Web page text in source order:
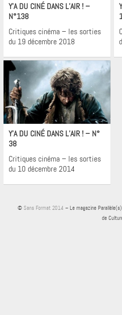
Y’A DU CINÉ DANS L’AIR ! –
N°138
Critiques cinéma – les sorties
du 19 décembre 2018
Cinéma
Y’A DU CINÉ DANS L’AIR ! – N°
38
Critiques cinéma – les sorties
du 10 décembre 2014
© Sans Format 2014 – Le magazine
de